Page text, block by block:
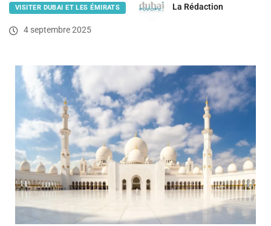
VISITER DUBAI ET LES ÉMIRATS La Rédaction
4 septembre 2025